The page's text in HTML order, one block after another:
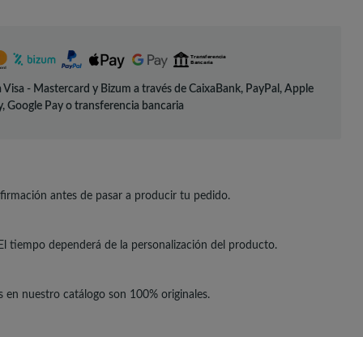
- Mastercard y Bizum a través de CaixaBank, PayPal, Apple
Google Pay o transferencia bancaria
antes de pasar a producir tu pedido.
tiempo dependerá de la personalización del producto.
nuestro catálogo son 100% originales.